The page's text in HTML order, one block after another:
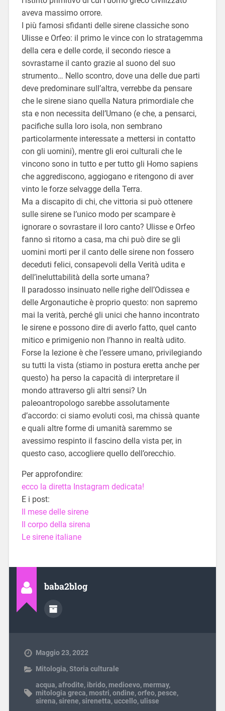
aveva massimo orrore.
I più famosi sfidanti delle sirene classiche sono
Ulisse e Orfeo: il primo le vince con lo stratagemma
della cera e delle corde, il secondo riesce a
sovrastarne il canto grazie al suono del suo
strumento… Nello scontro, dove una delle due parti
deve predominare sull’altra, verrebbe da pensare
che le sirene siano quella Natura primordiale che
sta e non necessita dell’Umano (e che, a pensarci,
pacifiche sulla loro isola, non sembrano
particolarmente interessate a mettersi in contatto
con gli uomini), mentre gli eroi culturali che le
vincono sono in tutto e per tutto gli Homo sapiens
che aggrediscono, aggiogano e ritengono di aver
vinto le forze selvagge della Terra.
Ma a discapito di chi, che vittoria si può ottenere
sulle sirene se l’unico modo per scampare è
ignorare o sovrastare il loro canto? Ulisse e Orfeo
fanno sì ritorno a casa, ma chi può dire se gli
uomini morti per il canto delle sirene non fossero
deceduti felici, consapevoli della Verità udita e
dell’ineluttabilità della sorte umana?
Il paradosso insinuato nelle righe dell’Odissea e
delle Argonautiche è proprio questo: non sapremo
mai la verità, perché gli unici che hanno incontrato
le sirene e possono dire di averlo fatto, quel canto
mitico e primigenio non l’hanno in realtà udito.
Forse la lezione è che l’essere umano, privilegiando
su tutti la vista (stiamo in postura eretta anche per
questo) ha perso la capacità di interpretare il
mondo attraverso gli altri sensi? Un
paleoantropologo sarebbe assolutamente
d’accordo: ci siamo evoluti così, ma chissà quante
e quali altre forme di umanità saremmo se
avessimo respinto il fascino della vista per, in
questo caso, accogliere quello dell’orecchio.
Per approfondire:
ecco la diretta Instagram dedicata!
E i post:
Il mese delle sirene
Il corpo della sirena
Le sirene italiane
baba2blog
Maggio 23, 2022
Mitologia,Storia culturale
acqua,afrodite, ibrido, medioevo, mermay,
mitologia greca, mostri,ondine,orfeo, pesce,
sirena,sirene,sirenetta,uccello,ulisse